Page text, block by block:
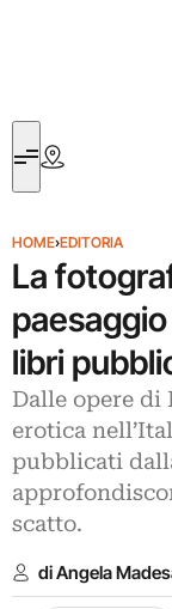
HOME›EDITORIA
La
libri
Dalle opere di
erotica
pubblicati
scatto.
di Angela